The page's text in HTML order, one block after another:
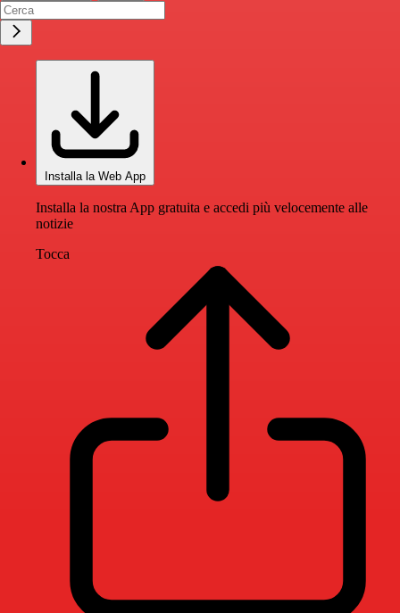
Installa la Web App
Installa la nostra App gratuita e accedi più velocemente alle
notizie
Tocca